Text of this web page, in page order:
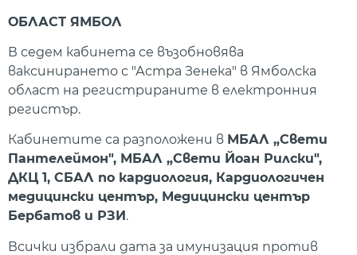
ОБЛАСТ ЯМБОЛ
В седем кабинета се възобновява
ваксинирането с "Астра Зенека" в Ямболска
област на регистрираните в електронния
регистър.
Кабинетите са разположени в МБАЛ „Свети
Пантелеймон", МБАЛ „Свети Йоан Рилски",
ДКЦ 1, СБАЛ по кардиология, Кардиологичен
медицински център, Медицински център
Бербатов и РЗИ .
Всички избрали дата за имунизация против